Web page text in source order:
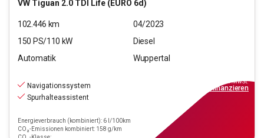
VW Tiguan 2.0 TDI Life (EURO 6d)
102.446 km
04/2023
150 PS/110 kW
Diesel
Automatik
Wuppertal
Navigationssystem
Spurhalteassistent
Energieverbrauch (kombiniert): 6 l/100km
CO₂-Emissionen kombiniert: 158 g/km
inkl.MwSt.
finanzieren